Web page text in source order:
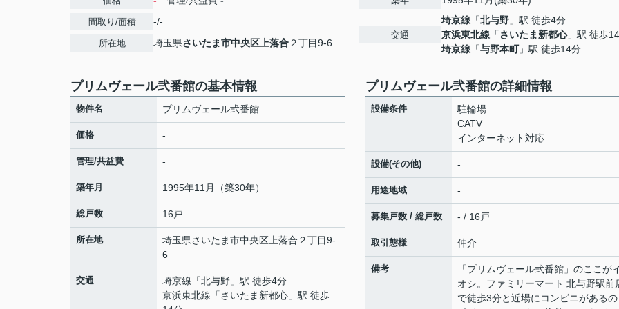
間取り/面積 -/-
所在地 埼玉県さいたま市中央区 上落合２丁目9-6
交通
埼京線 「北与野 」駅 徒歩4分
京浜東北線 「さいたま新都心」駅 徒歩
埼京線 「与野本町」駅 徒歩14分
プリムヴェール弐番館の基本情報
物件名 プリムヴェール弐番館
価格 -
管理/共益費 -
築年月 1995年11月（築30年）
総戸数 16戸
所在地 埼玉県さいたま市中央区 上落合 ２丁目9-
6
交通 埼京線 「北与野 」駅 徒歩4分
京浜東北線 「さいたま新都心 」駅 徒歩
プリムヴェール弐番館の詳細情報
設備条件
駐輪場
CATV
インターネット対応
設備(その他) -
用途地域 -
募集戸数 / 総戸数 - / 16戸
取引態様 仲介
備考
「プリムヴェール弐番館」のここが
オシ。ファミリーマート 北与野駅前
で徒歩3分と近場にコンビニがあるの